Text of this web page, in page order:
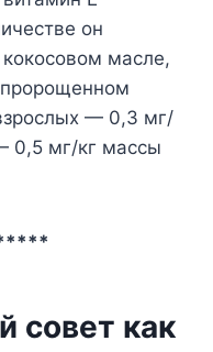
он
масле,
— 0,3 мг/
0,5 мг/кг массы
совет как